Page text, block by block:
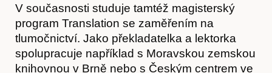
Kontakt
V současnosti studuje tamtéž magisterský
program Translation se zaměřením na
tlumočnictví. Jako překladatelka a lektorka
spolupracuje například s Moravskou zemskou
knihovnou v Brně nebo s Českým centrem ve